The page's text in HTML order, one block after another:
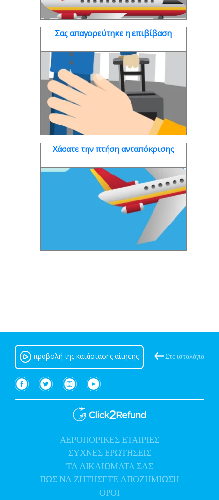
Σας απαγορεύτηκε η επιβίβαση
Χάσατε την πτήση ανταπόκρισης
προβολή της κατάστασης αίτησης Στο ιστολόγιο
ΑΕΡΟΠΟΡΙΚΕΣ ΕΤΑΙΡΙΕΣ
ΣΥΧΝΕΣ ΕΡΩΤΗΣΕΙΣ(τρέχων διάστημα)
ΤΑΔΙΚΑΙΩΜΑΤΑ ΣΑΣ
ΠΩΣ ΝΑ ΖΗΤΗΣΕΤΕ ΑΠΟΖΗΜΙΩΣΗ
ΟΡΟΙ